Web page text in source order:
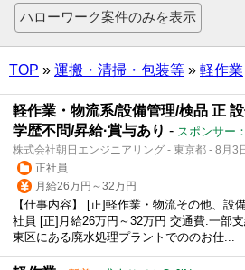
TOP » 運搬・清掃・包装等 » 軽作業
軽作業・物流系/設備管理/検品 正
学歴不問/昇給·賞与あり - スポンサー
株式会社朝日エンジニアリング - 東京都 - 8月3
正社員
月給26万円～32万円
【仕事内容】 [正]軽作業・物流その他、設
社員 [正]月給26万円～32万円 交通費:一部
東区にある廃水処理プラントでののお仕...